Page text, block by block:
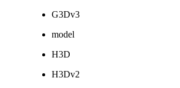
G3Dv3
model
H3D
H3Dv2